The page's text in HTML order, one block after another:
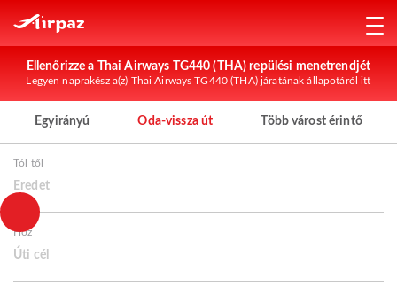
Ellenőrizze a Thai Airways TG440 (THA) repülési menetrendjét
Legyen naprakész a(z) Thai Airways TG440 (THA) járatának állapotáról itt
Egyirányú Oda-vissza út Több várost érintő
Tól től
Eredet
Hoz
Úti cél